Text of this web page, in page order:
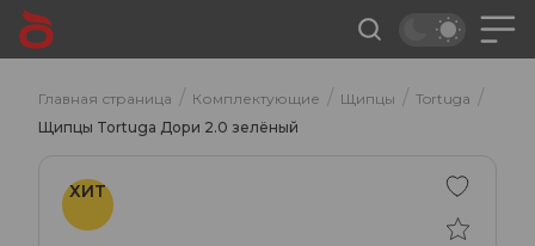
Главная страница / Комплектующие / Щипцы / Tortuga /
Щипцы Tortuga Дори 2.0 зелёный
ХИТ